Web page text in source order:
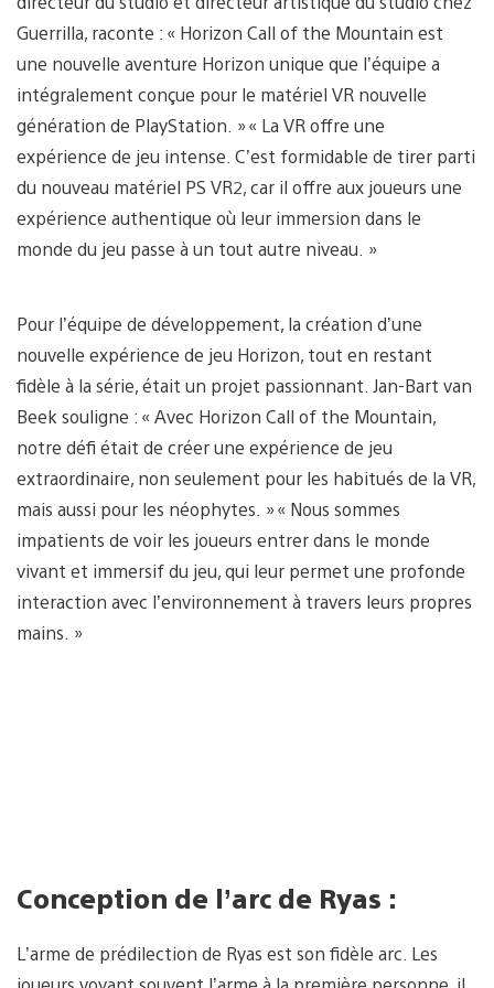
Guerrilla, raconte : « Horizon Call of the Mountain est
une nouvelle aventure Horizon unique que l’équipe a
intégralement conçue pour le matériel VR nouvelle
génération de PlayStation. » « La VR offre une
expérience de jeu intense. C’est formidable de tirer parti
du nouveau matériel PS VR2, car il offre aux joueurs une
expérience authentique où leur immersion dans le
monde du jeu passe à un tout autre niveau. »
Pour l’équipe de développement, la création d’une
nouvelle expérience de jeu Horizon, tout en restant
fidèle à la série, était un projet passionnant. Jan-Bart van
Beek souligne : « Avec Horizon Call of the Mountain,
notre défi était de créer une expérience de jeu
extraordinaire, non seulement pour les habitués de la VR,
mais aussi pour les néophytes. » « Nous sommes
impatients de voir les joueurs entrer dans le monde
vivant et immersif du jeu, qui leur permet une profonde
interaction avec l’environnement à travers leurs propres
mains. »
Conception de l’arc de Ryas :
L’arme de prédilection de Ryas est son fidèle arc. Les